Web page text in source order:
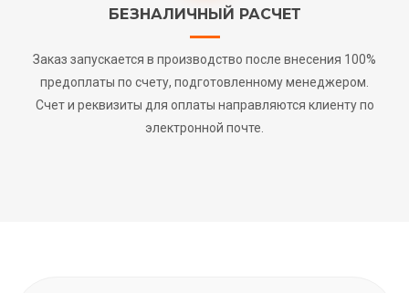
БЕЗНАЛИЧНЫЙ РАСЧЕТ
Заказ запускается в производство после внесения 100%
предоплаты по счету, подготовленному менеджером.
Счет и реквизиты для оплаты направляются клиенту по
электронной почте.